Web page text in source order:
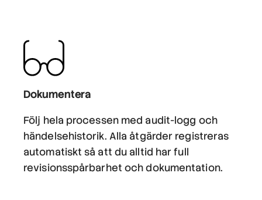
Dokumentera
Följ hela processen med audit-logg och
händelsehistorik. Alla åtgärder registreras
automatiskt så att du alltid har full
revisionsspårbarhet och dokumentation.